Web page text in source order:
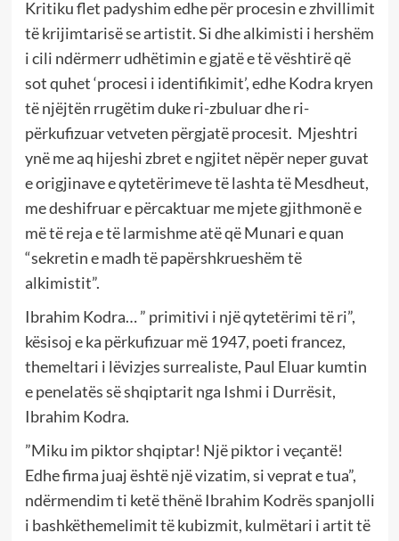
Kritiku flet padyshim edhe për procesin e zhvillimit
të krijimtarisë se artistit. Si dhe alkimisti i hershëm
i cili ndërmerr udhëtimin e gjatë e të vështirë që
sot quhet ‘procesi i identifikimit’, edhe Kodra kryen
të njëjtën rrugëtim duke ri-zbuluar dhe ri-
përkufizuar vetveten përgjatë procesit. Mjeshtri
ynë me aq hijeshi zbret e ngjitet nëpër neper guvat
e origjinave e qytetërimeve të lashta të Mesdheut,
me deshifruar e përcaktuar me mjete gjithmonë e
më të reja e të larmishme atë që Munari e quan
“sekretin e madh të papërshkrueshëm të
alkimistit”.
Ibrahim Kodra… ” primitivi i një qytetërimi të ri”,
kësisoj e ka përkufizuar më 1947, poeti francez,
themeltari i lëvizjes surrealiste, Paul Eluar kumtin
e penelatës së shqiptarit nga Ishmi i Durrësit,
Ibrahim Kodra.
”Miku im piktor shqiptar! Një piktor i veçantë!
Edhe firma juaj është një vizatim, si veprat e tua”,
ndërmendim ti ketë thënë Ibrahim Kodrës spanjolli
i bashkëthemelimit të kubizmit, kulmëtari i artit të